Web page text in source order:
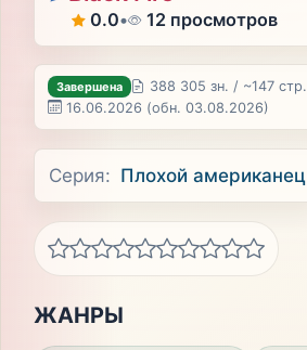
0.0• 12 просмотров
Завершена
388 305 зн. / ~147 стр.
16.06.2026 (обн. 03.08.2026)
Серия: Плохой американец
ЖАНРЫ